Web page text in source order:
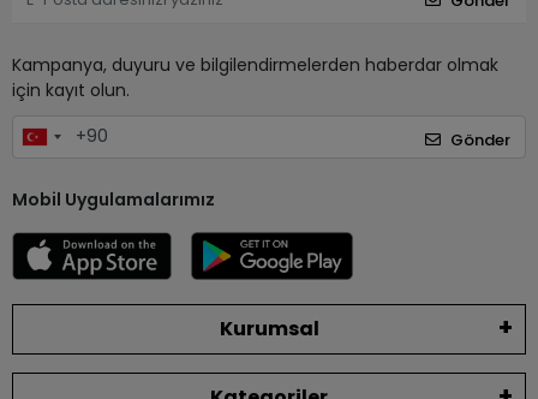
Kampanya, duyuru ve bilgilendirmelerden haberdar olmak
için kayıt olun.
Gönder
Mobil Uygulamalarımız
Kurumsal